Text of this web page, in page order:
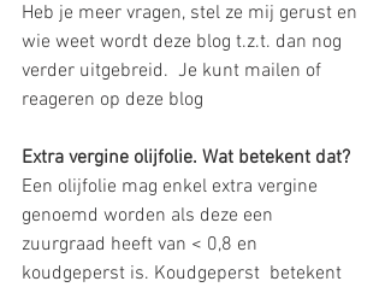
Heb je meer vragen, stel ze mij gerust en
wie weet wordt deze blog t.z.t. dan nog
verder uitgebreid.  Je kunt mailen of
reageren op deze blog
Extra vergine olijfolie. Wat betekent dat?
Een olijfolie mag enkel extra vergine
genoemd worden als deze een
zuurgraad heeft van < 0,8 en
koudgeperst is. Koudgeperst  betekent